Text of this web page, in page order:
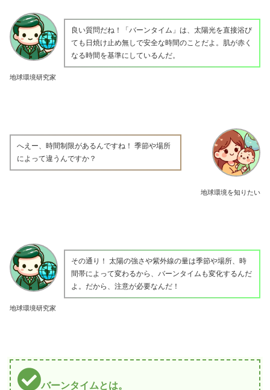
地球環境研究家
良い質問だね！「バーンタイム」は、太陽光を直接浴び
ても日焼け止め無しで安全な時間のことだよ。肌が赤く
なる時間を基準にしているんだ。
地球環境を知りたい
へえー、時間制限があるんですね！ 季節や場所
によって違うんですか？
地球環境研究家
その通り！ 太陽の強さや紫外線の量は季節や場所、時
間帯によって変わるから、バーンタイムも変化するんだ
よ。だから、注意が必要なんだ！
バーンタイムとは。